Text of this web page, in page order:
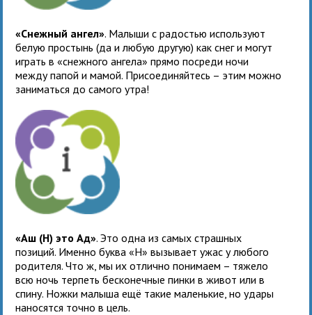
«Снежный ангел». Малыши с радостью используют
белую простынь (да и любую другую) как снег и могут
играть в «снежного ангела» прямо посреди ночи
между папой и мамой. Присоединяйтесь – этим можно
заниматься до самого утра!
«Аш (Н) это Ад». Это одна из самых страшных
позиций. Именно буква «Н» вызывает ужас у любого
родителя. Что ж, мы их отлично понимаем – тяжело
всю ночь терпеть бесконечные пинки в живот или в
спину. Ножки малыша ещё такие маленькие, но удары
наносятся точно в цель.